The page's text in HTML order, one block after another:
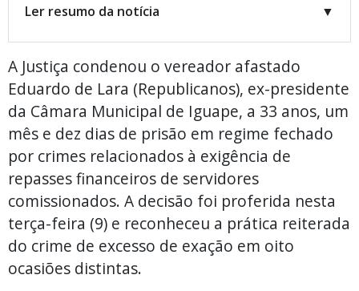
Ler resumo da notícia ▼
A Justiça condenou o vereador afastado
Eduardo de Lara (Republicanos), ex-presidente
da Câmara Municipal de Iguape, a 33 anos, um
mês e dez dias de prisão em regime fechado
por crimes relacionados à exigência de
repasses financeiros de servidores
comissionados. A decisão foi proferida nesta
terça-feira (9) e reconheceu a prática reiterada
do crime de excesso de exação em oito
ocasiões distintas.